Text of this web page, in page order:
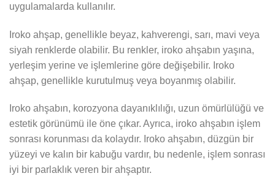
uygulamalarda kullanılır.
Iroko ahşap, genellikle beyaz, kahverengi, sarı, mavi veya
siyah renklerde olabilir. Bu renkler, iroko ahşabın yaşına,
yerleşim yerine ve işlemlerine göre değişebilir. Iroko
ahşap, genellikle kurutulmuş veya boyanmış olabilir.
Iroko ahşabın, korozyona dayanıklılığı, uzun ömürlülüğü ve
estetik görünümü ile öne çıkar. Ayrıca, iroko ahşabın işlem
sonrası korunması da kolaydır. Iroko ahşabın, düzgün bir
yüzeyi ve kalın bir kabuğu vardır, bu nedenle, işlem sonrası
iyi bir parlaklık veren bir ahşaptır.